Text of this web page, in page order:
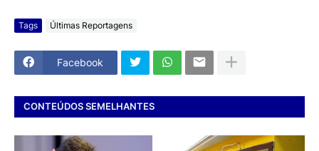
Tags Últimas Reportagens
Facebook
CONTEÚDOS SEMELHANTES